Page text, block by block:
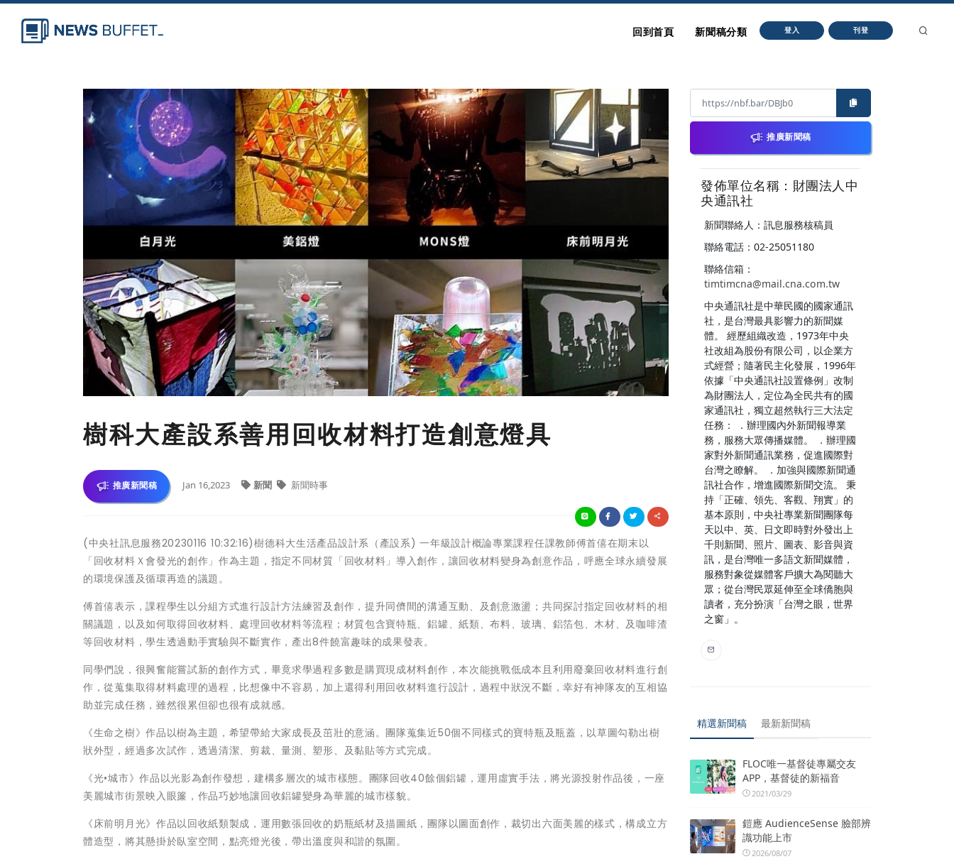
回到首頁 新聞稿分類 登入 刊登
樹科大產設系善用回收材料打造創意燈具
推廣新聞稿 Jan 16,2023 新聞 新聞時事
(中央社訊息服務20230116 10:32:16)樹德科大生活產品設計系（產設系) 一年級設計概論專業課程任課教師傅首僖在期末以
「回收材料Ｘ會發光的創作」作為主題，指定不同材質「回收材料」導入創作，讓回收材料變身為創意作品，呼應全球永續發展
的環境保護及循環再造的議題。
傅首僖表示，課程學生以分組方式進行設計方法練習及創作，提升同儕間的溝通互動、及創意激盪；共同探討指定回收材料的相
關議題，以及如何取得回收材料、處理回收材料等流程；材質包含寶特瓶、鋁罐、紙類、布料、玻璃、鋁箔包、木材、及咖啡渣
等回收材料，學生透過動手實驗與不斷實作，產出8件饒富趣味的成果發表。
同學們說，很興奮能嘗試新的創作方式，畢竟求學過程多數是購買現成材料創作，本次能挑戰低成本且利用廢棄回收材料進行創
作，從蒐集取得材料處理的過程，比想像中不容易，加上還得利用回收材料進行設計，過程中狀況不斷，幸好有神隊友的互相協
助並完成任務，雖然很累但卻也很有成就感。
《生命之樹》作品以樹為主題，希望帶給大家成長及茁壯的意涵。團隊蒐集近50個不同樣式的寶特瓶及瓶蓋，以草圖勾勒出樹
狀外型，經過多次試作，透過清潔、剪裁、量測、塑形、及黏貼等方式完成。
《光•城市》作品以光影為創作發想，建構多層次的城市樣態。團隊回收40餘個鋁罐，運用虛實手法，將光源投射作品後，一座
美麗城市街景映入眼簾，作品巧妙地讓回收鋁罐變身為華麗的城市樣貌。
《床前明月光》作品以回收紙類製成，運用數張回收的奶瓶紙材及描圖紙，團隊以圖面創作，裁切出六面美麗的樣式，構成立方
體造型，將其懸掛於臥室空間，點亮燈光後，帶出溫度與和諧的氛圍。
推廣新聞稿
發佈單位名稱：財團法人中
央通訊社
新聞聯絡人：訊息服務核稿員
聯絡電話：02-25051180
聯絡信箱：
timtimcna@mail.cna.com.tw
中央通訊社是中華民國的國家通訊
社，是台灣最具影響力的新聞媒
體。 經歷組織改造，1973年中央
社改組為股份有限公司，以企業方
式經營；隨著民主化發展，1996年
依據「中央通訊社設置條例」改制
為財團法人，定位為全民共有的國
家通訊社，獨立超然執行三大法定
任務： ．辦理國內外新聞報導業
務，服務大眾傳播媒體。 ．辦理國
家對外新聞通訊業務，促進國際對
台灣之瞭解。 ．加強與國際新聞通
訊社合作，增進國際新聞交流。 秉
持「正確、領先、客觀、翔實」的
基本原則，中央社專業新聞團隊每
天以中、英、日文即時對外發出上
千則新聞、照片、圖表、影音與資
訊，是台灣唯一多語文新聞媒體，
服務對象從媒體客戶擴大為閱聽大
眾；從台灣民眾延伸至全球僑胞與
讀者，充分扮演「台灣之眼，世界
之窗」。
精選新聞稿 最新新聞稿
FLOC唯一基督徒專屬交友
APP，基督徒的新福音
2021/03/29
鎧應 AudienceSense 臉部辨
識功能上市
2026/08/07